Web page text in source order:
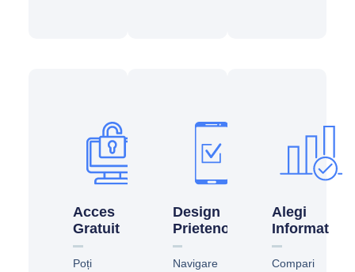
Acces
Gratuit
Poți
Design
Prietenos
Navigare
Alegi
Informat
Compari